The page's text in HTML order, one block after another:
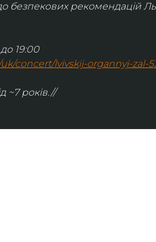
рекомендацій
19:00
concert/lvivskij-organnyj-zal-
~7 років.//